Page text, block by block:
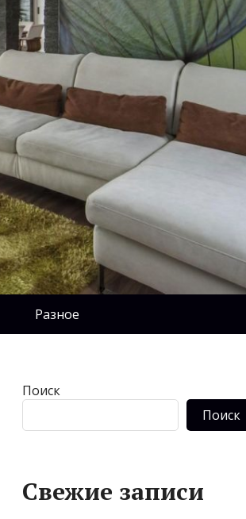
Разное
Поиск
Поиск
Свежие записи